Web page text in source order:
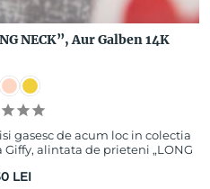
NECK”, Aur Galben 14K
gasesc de acum loc in colectia
Giffy, alintata de prieteni „LONG
LEI